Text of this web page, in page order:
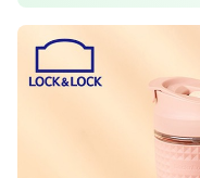
PH8.5 克东天然苏打水 （24瓶）、陕西
-120g
华山 饮用天然矿泉水 招待用水
非物